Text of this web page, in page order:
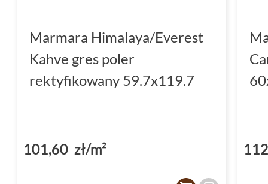
Marmara Himalaya/Everest
Kahve gres poler
rektyfikowany 59.7x119.7
101,60 zł/m²